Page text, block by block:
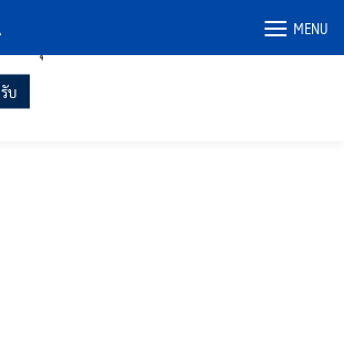
MENU
phone
ของเราเพื่อให้คุณได้รับประสบการณ์ที่เกี่ยวข้อง
รตั้งค่าของคุณและเข้าชมซ้ำ การคลิก "ยอมรับ"
ใช้คุกกี้ทั้งหมด
บ